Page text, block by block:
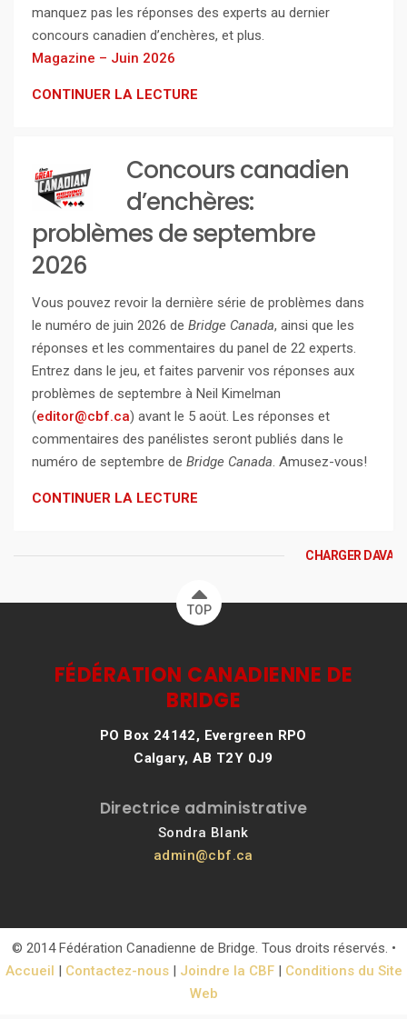
manquez pas les réponses des experts au dernier
concours canadien d’enchères, et plus.
Magazine – Juin 2026
CONTINUER LA LECTURE
Concours canadien
d’enchères:
problèmes de septembre
2026
Vous pouvez revoir la dernière série de problèmes dans
le numéro de juin 2026 de Bridge Canada, ainsi que les
réponses et les commentaires du panel de 22 experts.
Entrez dans le jeu, et faites parvenir vos réponses aux
problèmes de septembre à Neil Kimelman
(editor@cbf.ca) avant le 5 aoüt. Les réponses et
commentaires des panélistes seront publiés dans le
numéro de septembre de Bridge Canada. Amusez-vous!
CONTINUER LA LECTURE
CHARGER
TOP
FÉDÉRATION CANADIENNE DE
BRIDGE
PO Box 24142, Evergreen RPO
Calgary, AB T2Y 0J9
Directrice administrative
Sondra Blank
admin@cbf.ca
© 2014 Fédération Canadienne de Bridge. Tous droits réservés. •
Accueil | Contactez-nous| Joindre la CBF| Conditions du Site
Web